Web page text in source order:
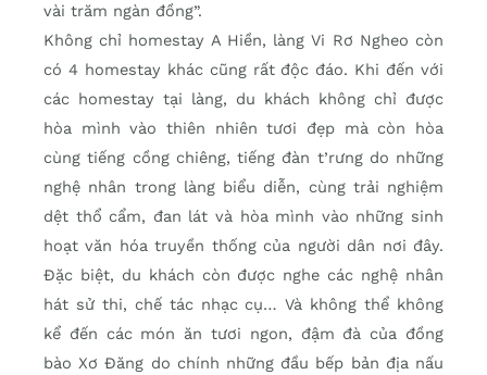
vài trăm ngàn đồng”.
Không chỉ homestay A Hiền, làng Vi Rơ Ngheo còn
có 4 homestay khác cũng rất độc đáo. Khi đến với
các homestay tại làng, du khách không chỉ được
hòa mình vào thiên nhiên tươi đẹp mà còn hòa
cùng tiếng cồng chiêng, tiếng đàn t’rưng do những
nghệ nhân trong làng biểu diễn, cùng trải nghiệm
dệt thổ cẩm, đan lát và hòa mình vào những sinh
hoạt văn hóa truyền thống của người dân nơi đây.
Đặc biệt, du khách còn được nghe các nghệ nhân
hát sử thi, chế tác nhạc cụ… Và không thể không
kể đến các món ăn tươi ngon, đậm đà của đồng
bào Xơ Đăng do chính những đầu bếp bản địa nấu